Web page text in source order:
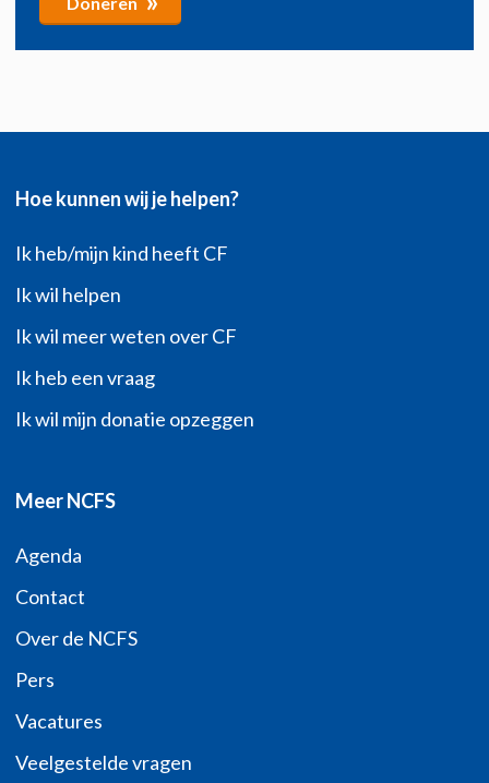
Hoe kunnen wij je helpen?
Ik heb/mijn kind heeft CF
Ik wil helpen
Ik wil meer weten over CF
Ik heb een vraag
Ik wil mijn donatie opzeggen
Meer NCFS
Agenda
Contact
Over de NCFS
Pers
Vacatures
Veelgestelde vragen